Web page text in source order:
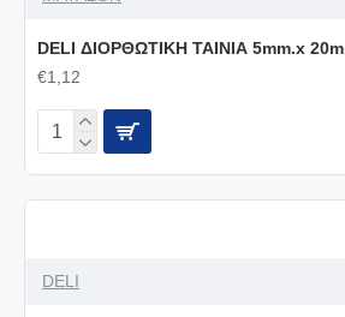
DELI ΔΙΟΡΘΩΤΙΚΗ ΤΑΙΝΙΑ 5mm.x 20m
€1,12
DELI